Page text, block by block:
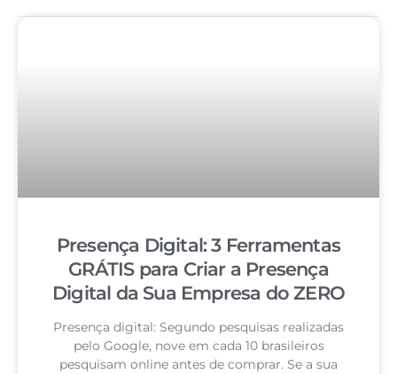
Presença Digital: 3 Ferramentas
GRÁTIS para Criar a Presença
Digital da Sua Empresa do ZERO
Presença digital: Segundo pesquisas realizadas
pelo Google, nove em cada 10 brasileiros
pesquisam online antes de comprar. Se a sua